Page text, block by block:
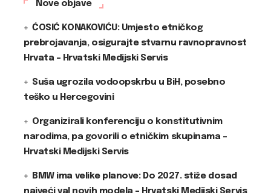
Nove objave
ĆOSIĆ KONAKOVIĆU: Umjesto etničkog
prebrojavanja, osigurajte stvarnu ravnopravnost
Hrvata – Hrvatski Medijski Servis
Suša ugrozila vodoopskrbu u BiH, posebno
teško u Hercegovini
Organizirali konferenciju o konstitutivnim
narodima, pa govorili o etničkim skupinama –
Hrvatski Medijski Servis
BMW ima velike planove: Do 2027. stiže dosad